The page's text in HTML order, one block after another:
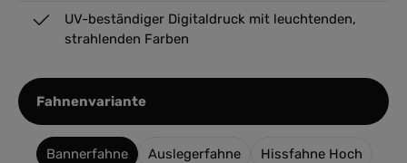
UV-beständiger Digitaldruck mit leuchtenden,
strahlenden Farben
Fahnenvarianteauswählen
Bannerfahne Auslegerfahne Hissfahne Hoch